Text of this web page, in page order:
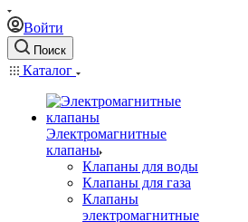
Войти
Поиск
Каталог
Электромагнитные
клапаны
Клапаны для воды
Клапаны для газа
Клапаны
электромагнитные